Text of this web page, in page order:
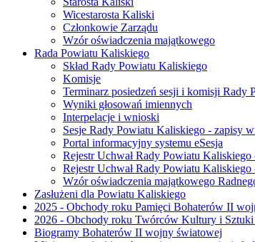
Wicestarosta Kaliski
Członkowie Zarządu
Wzór oświadczenia majątkowego
Rada Powiatu Kaliskiego
Skład Rady Powiatu Kaliskiego
Komisje
Terminarz posiedzeń sesji i komisji Rady
Wyniki głosowań imiennych
Interpelacje i wnioski
Sesje Rady Powiatu Kaliskiego - zapisy
Portal informacyjny systemu eSesja
Rejestr Uchwał Rady Powiatu
Rejestr Uchwał Rady Powiatu
Wzór oświadczenia majątkowego
Zasłużeni dla Powiatu Kaliskiego
2025 - Obchody roku Pamięci Bohaterów II
2026 - Obchody roku Twórców Kultury i
Biogramy Bohaterów II wojny światowej